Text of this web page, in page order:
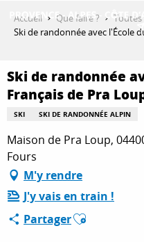
QUE FAIRE ?
SÉJOURNER
ESPACE PRO
Accueil Que faire ?
Toutes
Ski de randonnée avec l'École
Ski de randonnée
Français de Pra
SKI SKI DE RANDONNÉE ALPIN
Maison de Pra Loup,
Fours
M'y rendre
J'y vais en train !
PartagerAjouter aux